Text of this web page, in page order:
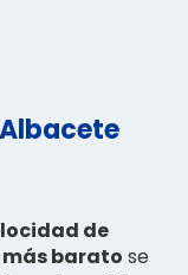
de
más barato se